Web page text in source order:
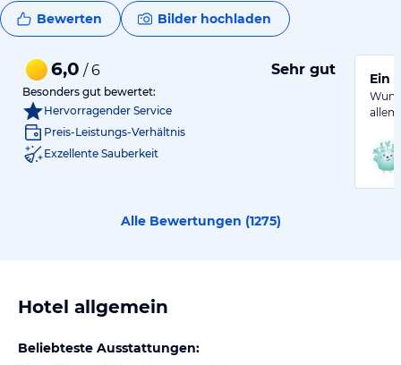
Bewerten Bilder hochladen
6,0 / 6 Sehr gut
Besonders gut bewertet:
Hervorragender Service
Preis-Leistungs-Verhältnis
Exzellente Sauberkeit
Ein
Alle Bewertungen (1275)
Hotel allgemein
Beliebteste Ausstattungen: